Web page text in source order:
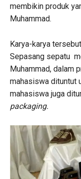
membikin produk
Muhammad.
Karya-karya
Sepasang sepatu
Muhammad, dalam
mahasiswa dituntut
mahasiswa juga
packaging.